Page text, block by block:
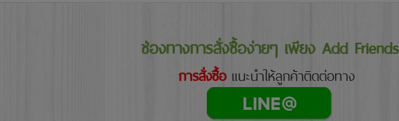
ช่องทางการสั่งซื้อง่ายๆ เพียง Add Friends
การสั่งซื้อ แนะนำให้ลูกค้าติดต่อทาง